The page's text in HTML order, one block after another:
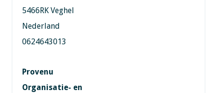
5466RK Veghel
Nederland
0624643013
Provenu
Organisatie- en